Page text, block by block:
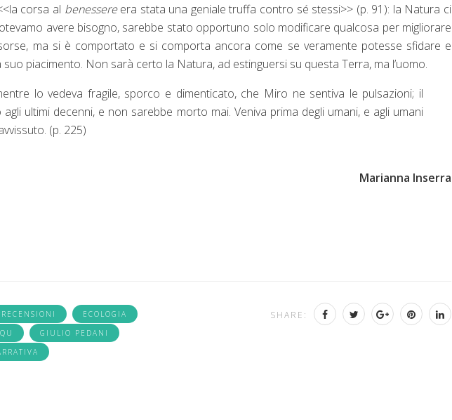
corsa al benessereera stata una geniale truffa contro sé stessi>> (p. 91): la Natura ci
avere bisogno, sarebbe stato opportuno solo modificare qualcosa per migliorare
ma si è comportato e si comporta ancora come se veramente potesse sfidare e
suo piacimento. Non sarà certo la Natura, ad estinguersi su questa Terra, ma l’uomo.
lo vedeva fragile, sporco e dimenticato, che Miro ne sentiva le pulsazioni; il
ultimi decenni, e non sarebbe morto mai. Veniva prima degli umani, e agli umani
(p. 225)
Marianna Inserra
ECOLOGIA
GIULIO PEDANI
SHARE: